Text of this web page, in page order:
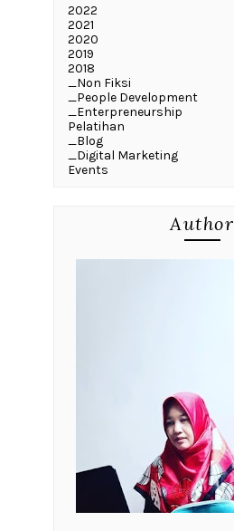
2022
2021
2020
2019
2018
_Non Fiksi
_People Development
_Enterpreneurship
Pelatihan
_Blog
_Digital Marketing
Events
Author